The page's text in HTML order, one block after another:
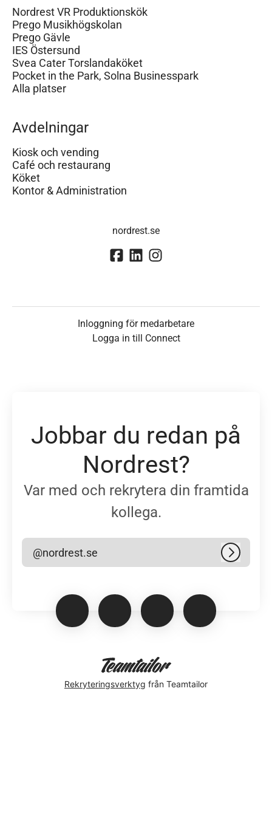
Nordrest VR Produktionskök
Prego Musikhögskolan
Prego Gävle
IES Östersund
Svea Cater Torslandaköket
Pocket in the Park, Solna Businesspark
Alla platser
Avdelningar
Kiosk och vending
Café och restaurang
Köket
Kontor & Administration
nordrest.se
Inloggning för medarbetare
Logga in till Connect
Jobbar du redan på
Nordrest?
Var med och rekrytera din framtida
kollega.
@nordrest.se Logga in
Rekryteringsverktyg från Teamtailor